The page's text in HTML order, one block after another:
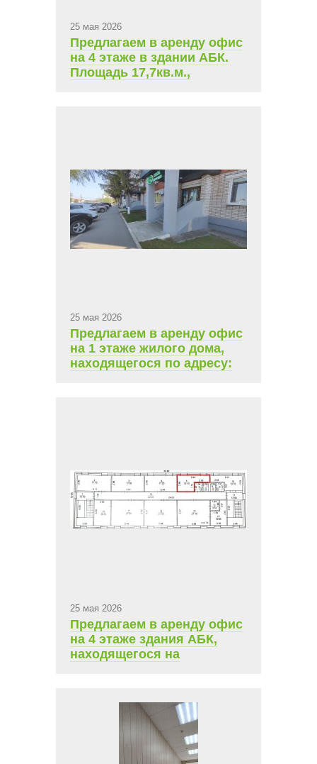
25 мая 2026
Предлагаем в аренду офис
на 4 этаже в здании АБК.
Площадь 17,7кв.м.,
25 мая 2026
Предлагаем в аренду офис
на 1 этаже жилого дома,
находящегося по адресу:
25 мая 2026
Предлагаем в аренду офис
на 4 этаже здания АБК,
находящегося на
арендная плата 6 200 руб.